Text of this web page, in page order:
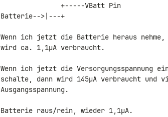
Batterie-->|---+
Wenn ich jetzt die Batterie heraus nehme,
wird ca. 1,1µA verbraucht.
Wenn ich jetzt die Versorgungsspannung
schalte, dann wird 145µA verbraucht und
Ausgangsspannung.
Batterie raus/rein, wieder 1,1µA.